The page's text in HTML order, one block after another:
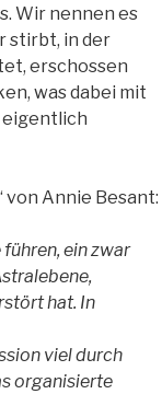
Wir nennen es
stirbt, in der
erschossen
was dabei mit
eigentlich
von Annie Besant:
ein zwar
hat. In
viel durch
organisierte